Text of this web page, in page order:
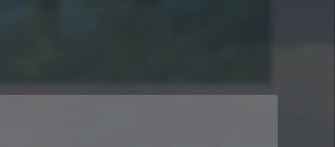
забираетЕда: Онигири (*4)